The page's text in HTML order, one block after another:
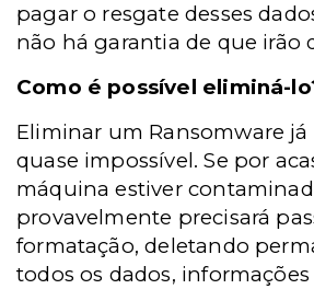
pagar o resgate desses
não há garantia de que irão
Como é possível eliminá-
Eliminar um Ransomware
quase impossível. Se por
máquina estiver
provavelmente precisará
formatação, deletando
todos os dados,